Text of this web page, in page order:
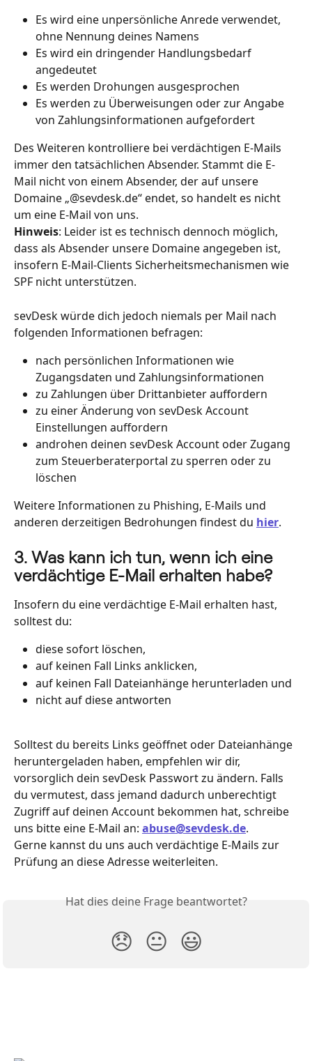
Es wird eine unpersönliche Anrede verwendet,
ohne Nennung deines Namens
Es wird ein dringender Handlungsbedarf
angedeutet
Es werden Drohungen ausgesprochen
Es werden zu Überweisungen oder zur Angabe
von Zahlungsinformationen aufgefordert
Des Weiteren kontrolliere bei verdächtigen E-Mails
immer den tatsächlichen Absender. Stammt die E-
Mail nicht von einem Absender, der auf unsere
Domaine „@sevdesk.de“ endet, so handelt es nicht
um eine E-Mail von uns.
Hinweis: Leider ist es technisch dennoch möglich,
dass als Absender unsere Domaine angegeben ist,
insofern E-Mail-Clients Sicherheitsmechanismen wie
SPF nicht unterstützen.
sevDesk würde dich jedoch niemals per Mail nach
folgenden Informationen befragen:
nach persönlichen Informationen wie
Zugangsdaten und Zahlungsinformationen
zu Zahlungen über Drittanbieter auffordern
zu einer Änderung von sevDesk Account
Einstellungen auffordern
androhen deinen sevDesk Account oder Zugang
zum Steuerberaterportal zu sperren oder zu
löschen
Weitere Informationen zu Phishing, E-Mails und
anderen derzeitigen Bedrohungen findest du hier.
3. Was kann ich tun, wenn ich eine
verdächtige E-Mail erhalten habe?
Insofern du eine verdächtige E-Mail erhalten hast,
solltest du:
diese sofort löschen,
auf keinen Fall Links anklicken,
auf keinen Fall Dateianhänge herunterladen und
nicht auf diese antworten
Solltest du bereits Links geöffnet oder Dateianhänge
heruntergeladen haben, empfehlen wir dir,
vorsorglich dein sevDesk Passwort zu ändern. Falls
du vermutest, dass jemand dadurch unberechtigt
Zugriff auf deinen Account bekommen hat, schreibe
uns bitte eine E-Mail an: abuse@sevdesk.de.
Gerne kannst du uns auch verdächtige E-Mails zur
Prüfung an diese Adresse weiterleiten.
Hat dies deine Frage beantwortet?
😞 😐 😃